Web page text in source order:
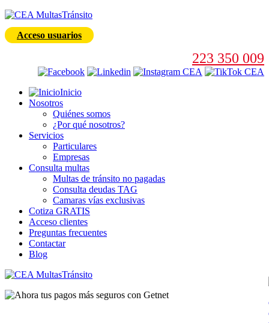
Acceso usuarios
223 350 009
Inicio
Nosotros
Quiénes somos
¿Por qué nosotros?
Servicios
Particulares
Empresas
Consulta multas
Multas de tránsito no pagadas
Consulta deudas TAG
Camaras vías exclusivas
Cotiza GRATIS
Acceso clientes
Preguntas frecuentes
Contactar
Blog